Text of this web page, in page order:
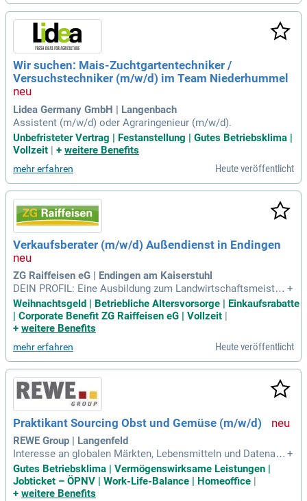
Wir suchen: Mais-Zuchtgartentechniker /
Versuchstechniker (m/w/d) im Team Niederhummel
Lidea Germany GmbH | Langenbach
Assistent (m/w/d) oder Agraringenieur (m/w/d).
Unbefristeter Vertrag | Festanstellung | Gutes Betriebsklima |
Vollzeit | + weitere Benefits
mehr erfahren Heute veröffentlicht
Verkaufsberater (m/w/d) Außendienst in Endingen
ZG Raiffeisen eG | Endingen am Kaiserstuhl
DEIN PROFIL: Eine Ausbildung zum Landwirtschaftsmeister
oder Agraringenieur oder eine kaufmännische Ausbildung m
it guten landwirtschaftlichen Kenntnissen; Kontaktfreude so
wie ein sicheres und freundliches Auftreten; Die Fähigkeit s
+
Weihnachtsgeld | Betriebliche Altersvorsorge | Einkaufsrabatte
| Corporate Benefit ZG Raiffeisen eG | Vollzeit |
+ weitere Benefits
mehr erfahren Heute veröffentlicht
Praktikant Sourcing Obst und Gemüse (m/w/d)
REWE Group | Langenfeld
Interesse an globalen Märkten, Lebensmitteln und Datenana
lyse; Du bist Student:in im Bereich der BWL, Agrarwirtschaft,
Lebensmittel/Wirtschaftsingenieurwesen oder eines verglei
chbaren (Fach) Hochschulstudiums oder hast dein Studium
+
Gutes Betriebsklima | Vermögenswirksame Leistungen |
Jobticket – ÖPNV | Work-Life-Balance | Homeoffice
+ weitere Benefits